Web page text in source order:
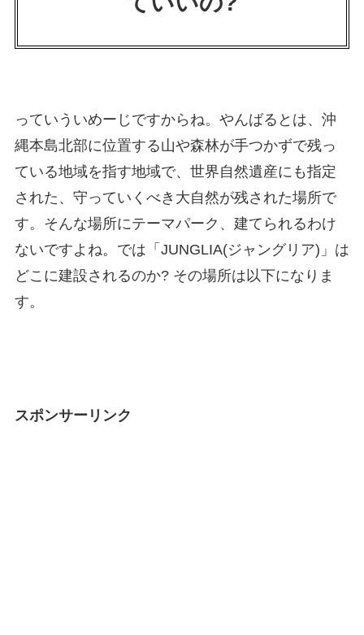
っていういめーじですからね。やんばるとは、沖
縄本島北部に位置する山や森林が手つかずで残っ
ている地域を指す地域で、世界自然遺産にも指定
された、守っていくべき大自然が残された場所で
す。そんな場所にテーマパーク、建てられるわけ
ないですよね。では「JUNGLIA(ジャングリア)」は
どこに建設されるのか? その場所は以下になりま
す。
スポンサーリンク